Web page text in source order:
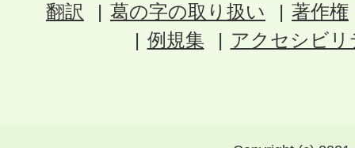
翻訳 葛の字の取り扱い
著作権
例規集
アクセシビ